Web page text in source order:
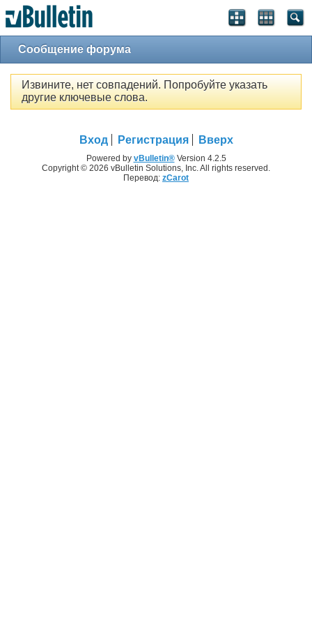
Сообщение форума
Извините, нет совпадений. Попробуйте указать
другие ключевые слова.
Вход Регистрация Вверх
Powered by vBulletin®Version 4.2.5
Copyright © 2026 vBulletin Solutions, Inc. All rights reserved.
Перевод: zCarot